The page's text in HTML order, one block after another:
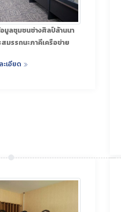
มูลชุมชนช่างศิลป์ล้านนา
มรรถนะภาคีเครือข่าย
ะเอียด